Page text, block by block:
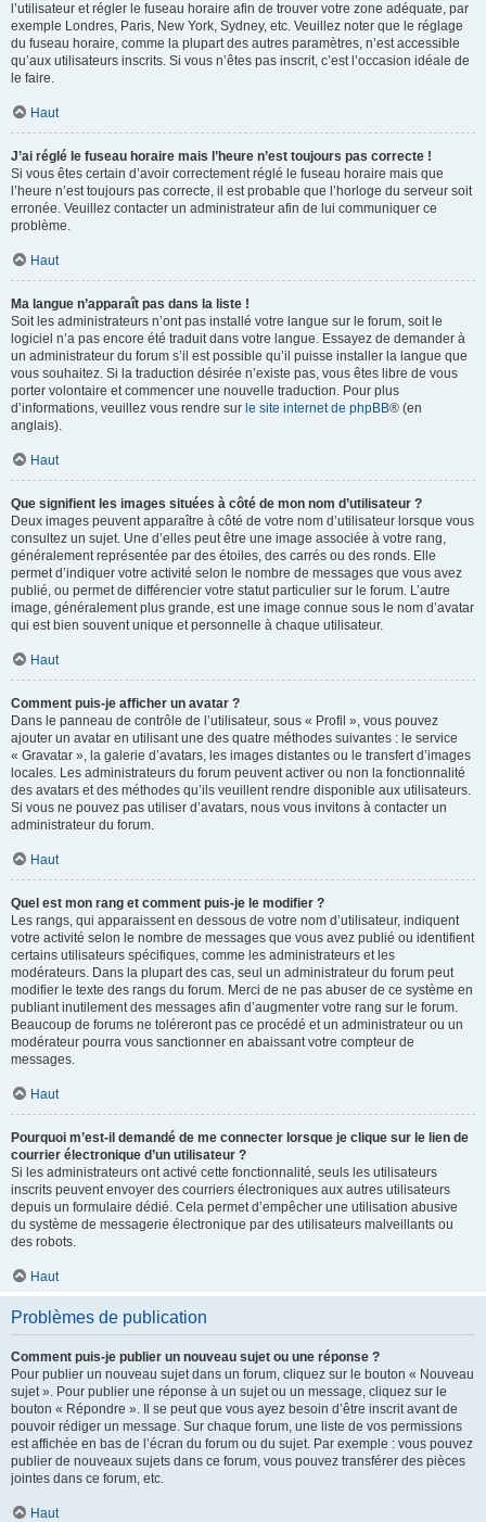
l’utilisateur et régler le fuseau horaire afin de trouver votre zone adéquate, par
exemple Londres, Paris, New York, Sydney, etc. Veuillez noter que le réglage
du fuseau horaire, comme la plupart des autres paramètres, n’est accessible
qu’aux utilisateurs inscrits. Si vous n’êtes pas inscrit, c’est l’occasion idéale de
le faire.
Haut
J’ai réglé le fuseau horaire mais l’heure n’est toujours pas correcte !
Si vous êtes certain d’avoir correctement réglé le fuseau horaire mais que
l’heure n’est toujours pas correcte, il est probable que l’horloge du serveur soit
erronée. Veuillez contacter un administrateur afin de lui communiquer ce
problème.
Haut
Ma langue n’apparaît pas dans la liste !
Soit les administrateurs n’ont pas installé votre langue sur le forum, soit le
logiciel n’a pas encore été traduit dans votre langue. Essayez de demander à
un administrateur du forum s’il est possible qu’il puisse installer la langue que
vous souhaitez. Si la traduction désirée n’existe pas, vous êtes libre de vous
porter volontaire et commencer une nouvelle traduction. Pour plus
d’informations, veuillez vous rendre sur le site internet de phpBB® (en
anglais).
Haut
Que signifient les images situées à côté de mon nom d’utilisateur ?
Deux images peuvent apparaître à côté de votre nom d’utilisateur lorsque vous
consultez un sujet. Une d’elles peut être une image associée à votre rang,
généralement représentée par des étoiles, des carrés ou des ronds. Elle
permet d’indiquer votre activité selon le nombre de messages que vous avez
publié, ou permet de différencier votre statut particulier sur le forum. L’autre
image, généralement plus grande, est une image connue sous le nom d’avatar
qui est bien souvent unique et personnelle à chaque utilisateur.
Haut
Comment puis-je afficher un avatar ?
Dans le panneau de contrôle de l’utilisateur, sous « Profil », vous pouvez
ajouter un avatar en utilisant une des quatre méthodes suivantes : le service
« Gravatar », la galerie d’avatars, les images distantes ou le transfert d’images
locales. Les administrateurs du forum peuvent activer ou non la fonctionnalité
des avatars et des méthodes qu’ils veuillent rendre disponible aux utilisateurs.
Si vous ne pouvez pas utiliser d’avatars, nous vous invitons à contacter un
administrateur du forum.
Haut
Quel est mon rang et comment puis-je le modifier ?
Les rangs, qui apparaissent en dessous de votre nom d’utilisateur, indiquent
votre activité selon le nombre de messages que vous avez publié ou identifient
certains utilisateurs spécifiques, comme les administrateurs et les
modérateurs. Dans la plupart des cas, seul un administrateur du forum peut
modifier le texte des rangs du forum. Merci de ne pas abuser de ce système en
publiant inutilement des messages afin d’augmenter votre rang sur le forum.
Beaucoup de forums ne toléreront pas ce procédé et un administrateur ou un
modérateur pourra vous sanctionner en abaissant votre compteur de
messages.
Haut
Pourquoi m’est-il demandé de me connecter lorsque je clique sur le lien de
courrier électronique d’un utilisateur ?
Si les administrateurs ont activé cette fonctionnalité, seuls les utilisateurs
inscrits peuvent envoyer des courriers électroniques aux autres utilisateurs
depuis un formulaire dédié. Cela permet d’empêcher une utilisation abusive
du système de messagerie électronique par des utilisateurs malveillants ou
des robots.
Haut
Problèmes de publication
Comment puis-je publier un nouveau sujet ou une réponse ?
Pour publier un nouveau sujet dans un forum, cliquez sur le bouton « Nouveau
sujet ». Pour publier une réponse à un sujet ou un message, cliquez sur le
bouton « Répondre ». Il se peut que vous ayez besoin d’être inscrit avant de
pouvoir rédiger un message. Sur chaque forum, une liste de vos permissions
est affichée en bas de l’écran du forum ou du sujet. Par exemple : vous pouvez
publier de nouveaux sujets dans ce forum, vous pouvez transférer des pièces
jointes dans ce forum, etc.
Haut